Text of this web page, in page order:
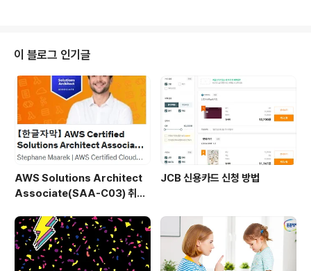
하는 개통은 혜택이 상당히 적었기 때문이다. 그래서 자급
제+통신사로 하더라도 절대 손해가 아니였다. 이번에 아이
폰15가 출시되었다. 가격이 동결되었다. 사람들은 환호했
다. 물론 이번 사전예약도 전체적으로 보면 흥행이 맞다. 그
런데 어딘가 허전한 구석을 감출 수 없었다. 왜 그런 것일
까? 무엇보다 가장 큰 것은 할인폭이 크게 줄..
이 블로그 인기글
AWS Solutions Architect
Associate(SAA-C03) 취득
JCB 신용카드 신청 방법